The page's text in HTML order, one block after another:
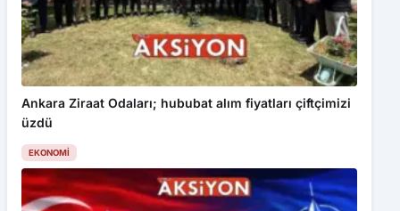
Ankara Ziraat Odaları; hububat alım fiyatları çiftçimizi
üzdü
EKONOMI